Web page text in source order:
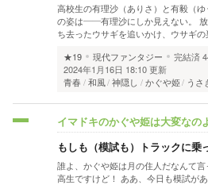
高校生の有理沙（ありさ）と有毅（
の姿は――有理沙にしか見えない。
ち去ったウサギを追いかけ、ウサギ
★19
現代ファンタジー 完結済
2024年1月16日 18:10 更新
青春
和風 神隠し かぐや姫 うさ
イマドキのかぐや姫は大変なの
もしも（模試も）トラックに乗
誰よ、かぐや姫は月の住人だなんて
高生ですけど！ ああ、今日も模試が